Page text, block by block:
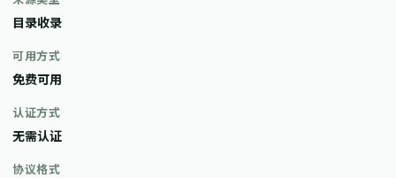
目录收录
可用方式
免费可用
认证方式
无需认证
协议格式